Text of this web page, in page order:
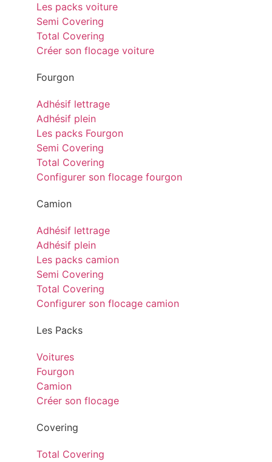
Les packs voiture
Semi Covering
Total Covering
Créer son flocage voiture
Fourgon
Adhésif lettrage
Adhésif plein
Les packs Fourgon
Semi Covering
Total Covering
Configurer son flocage fourgon
Camion
Adhésif lettrage
Adhésif plein
Les packs camion
Semi Covering
Total Covering
Configurer son flocage camion
Les Packs
Voitures
Fourgon
Camion
Créer son flocage
Covering
Total Covering